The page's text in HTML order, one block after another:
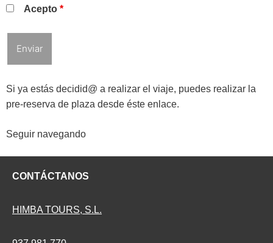
Acepto *
Si ya estás decidid@ a realizar el viaje, puedes realizar la
pre-reserva de plaza desde éste enlace.
Seguir navegando
CONTÁCTANOS
HIMBA TOURS, S.L.